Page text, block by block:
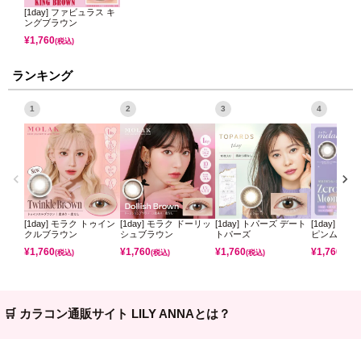
[1day] ファビュラス キ
ングブラウン
¥1,760(税込)
ランキング
1
[1day] モラク トゥイン
クルブラウン
¥1,760(税込)
2
[1day] モラク ドーリッ
シュブラウン
¥1,760(税込)
3
[1day] トパーズ デート
トパーズ
¥1,760(税込)
4
[1day] ミレ
ピンムーン
¥1,760
🛒 カラコン通販サイト LILY ANNAとは？